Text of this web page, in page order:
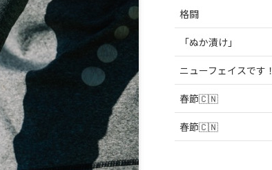
格闘
「ぬか漬け」
ニューフェイスです！
春節🇨🇳
春節🇨🇳